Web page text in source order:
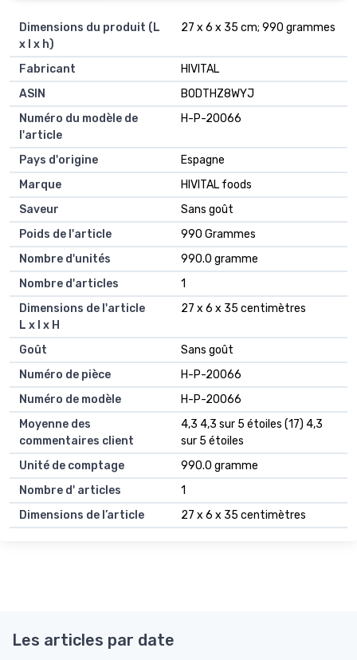
Dimensions du produit (L
x l x h)
27 x 6 x 35 cm; 990 grammes
Fabricant
HIVITAL
ASIN
B0DTHZ8WYJ
Numéro du modèle de
l'article
H-P-20066
Pays d'origine
Espagne
Marque
HIVITAL foods
Saveur
Sans goût
Poids de l'article
990 Grammes
Nombre d'unités
990.0 gramme
Nombre d'articles
1
Dimensions de l'article
L x l x H
27 x 6 x 35 centimètres
Goût
Sans goût
Numéro de pièce
H-P-20066
Numéro de modèle
H-P-20066
Moyenne des
commentaires client
4,3 4,3 sur 5 étoiles (17) 4,3
sur 5 étoiles
Unité de comptage
990.0 gramme
Nombre d' articles
1
Dimensions de l’article
27 x 6 x 35 centimètres
Les articles par date